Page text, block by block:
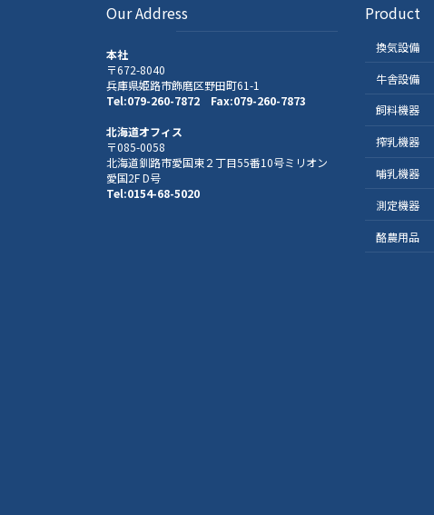
Our Address
本社
〒672-8040
兵庫県姫路市飾磨区野田町61-1
Tel:079-260-7872 Fax:079-260-7873
北海道オフィス
〒085-0058
北海道釧路市愛国東２丁目55番10号ミリオン
愛国2F D号
Tel:0154-68-5020
Product
換気設備
牛舎設備
飼料機器
搾乳機器
哺乳機器
測定機器
酪農用品